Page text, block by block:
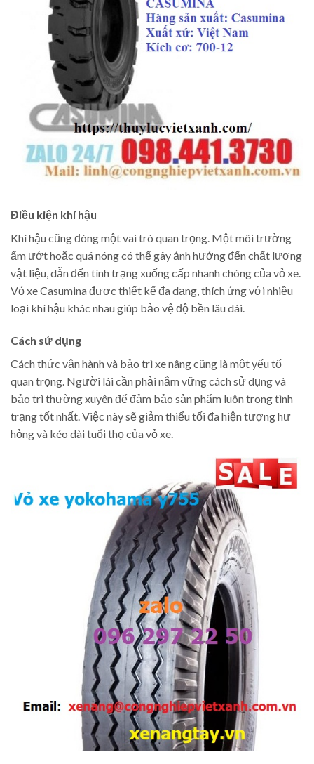
Điều kiện khí hậu
Khí hậu cũng đóng một vai trò quan trọng. Một môi trường
ẩm ướt hoặc quá nóng có thể gây ảnh hưởng đến chất lượng
vật liệu, dẫn đến tình trạng xuống cấp nhanh chóng của vỏ xe.
Vỏ xe Casumina được thiết kế đa dạng, thích ứng với nhiều
loại khí hậu khác nhau giúp bảo vệ độ bền lâu dài.
Cách sử dụng
Cách thức vận hành và bảo trì xe nâng cũng là một yếu tố
quan trọng. Người lái cần phải nắm vững cách sử dụng và
bảo trì thường xuyên để đảm bảo sản phẩm luôn trong tình
trạng tốt nhất. Việc này sẽ giảm thiểu tối đa hiện tượng hư
hỏng và kéo dài tuổi thọ của vỏ xe.